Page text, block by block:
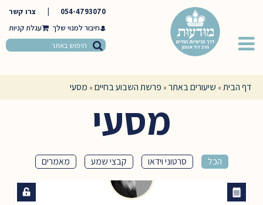
054-4793070
צרו קשר
חיבור למנוי שלך
דף הבית» שיעורים באתר» פרשת השבוע בחיים» מסעי
מסעי
הכל סרטוני וידאו קבצי שמע מאמרים